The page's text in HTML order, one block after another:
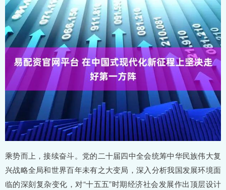
乘势而上，接续奋斗。党的二十届四中全会统筹中华民族伟大复
兴战略全局和世界百年未有之大变局，深入分析我国发展环境面
临的深刻复杂变化，对“十五五”时期经济社会发展作出顶层设计